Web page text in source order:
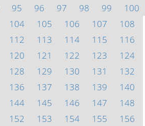
95 96 97 98 99
100
104 105 106 107
108
112 113 114 115
116
120 121 122 123
124
128 129 130 131
132
136 137 138 139
140
144 145 146 147
148
152 153 154 155
156